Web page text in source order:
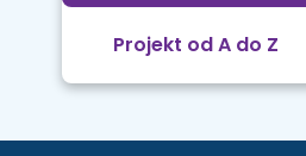
Projekt od A do Z